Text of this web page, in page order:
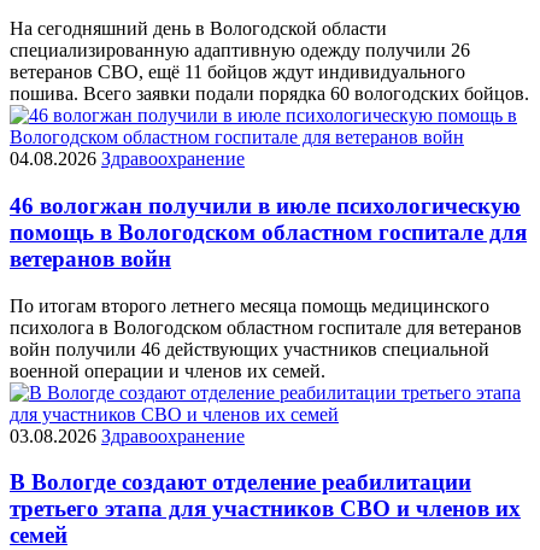
На сегодняшний день в Вологодской области
специализированную адаптивную одежду получили 26
ветеранов СВО, ещё 11 бойцов ждут индивидуального
пошива. Всего заявки подали порядка 60 вологодских бойцов.
04.08.2026 Здравоохранение
46 вологжан получили в июле психологическую
помощь в Вологодском областном госпитале для
ветеранов войн
По итогам второго летнего месяца помощь медицинского
психолога в Вологодском областном госпитале для ветеранов
войн получили 46 действующих участников специальной
военной операции и членов их семей.
03.08.2026 Здравоохранение
В Вологде создают отделение реабилитации
третьего этапа для участников СВО и членов их
семей